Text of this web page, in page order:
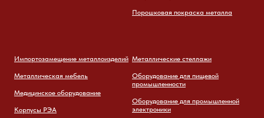
Порошковая покраска металла
Импортозамещение металлоизделий
Металлическая мебель
Медицинское оборудование
Корпусы РЭА
Металлические стеллажи
Оборудование для пищевой
промышленности
Оборудование для промышленной
электроники